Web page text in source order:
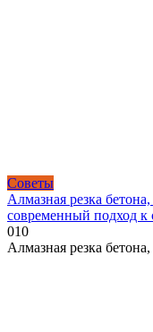
Советы
Алмазная резка
современный подход к
010
Алмазная резка